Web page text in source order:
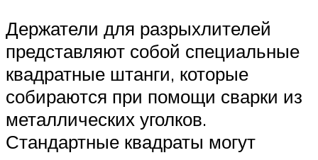
Держатели для разрыхлителей
представляют собой специальные
квадратные штанги, которые
собираются при помощи сварки из
металлических уголков.
Стандартные квадраты могут